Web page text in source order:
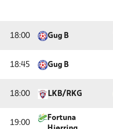
18:00 Gug B
18:45 Gug B
18:00 LKB/RKG
19:00
Fortuna